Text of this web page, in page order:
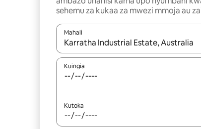
sehemu za kukaa za mwezi mmoja au
Mahali
Wakati matokeo yanapatikana, vinjari kwa
Kuingia
Kutoka